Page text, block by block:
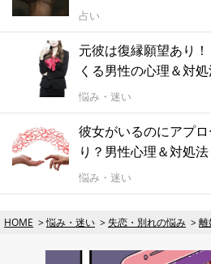
占い
元彼は復縁願望あり
くる男性の心理＆対
悩み・迷い
彼女がいるのにアプ
り？男性心理＆対処法
悩み・迷い
HOME 悩み・迷い 失恋・別れの悩み 離